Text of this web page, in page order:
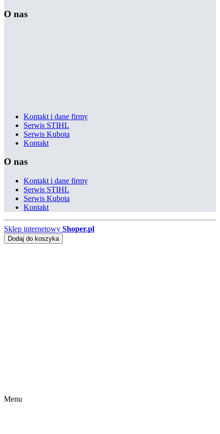
O nas
Kontakt i dane firmy
Serwis STIHL
Serwis Kubota
Kontakt
O nas
Kontakt i dane firmy
Serwis STIHL
Serwis Kubota
Kontakt
Sklep internetowy Shoper.pl
Dodaj do koszyka
Menu